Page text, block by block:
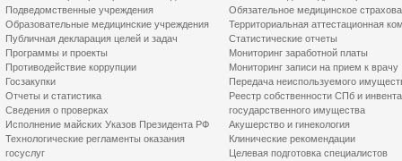
Подведомственные учреждения
Образовательные медицинские учреждения
Публичная декларация целей и задач
Программы и проекты
Противодействие коррупции
Госзакупки
Отчеты и статистика
Сведения о проверках
Исполнение майских Указов Президента РФ
Технологические регламенты оказания
госуслуг
Обязательное медицинское
Территориальная аттестационная
Статистические отчеты
Мониторинг заработной платы
Мониторинг записи на прием к врачу
Передача неиспользуемого
Реестр собственности СПб и
государственного имущества
Акушерство и гинекология
Клинические рекомендации
Целевая подготовка специалистов